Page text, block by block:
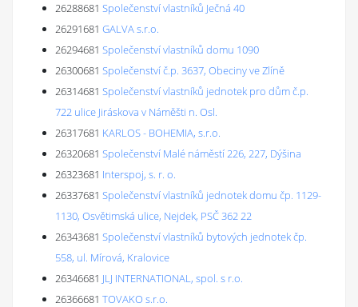
26288681 Společenství vlastníků Ječná 40
26291681 GALVA s.r.o.
26294681 Společenství vlastníků domu 1090
26300681 Společenství č.p. 3637, Obeciny ve Zlíně
26314681 Společenství vlastníků jednotek pro dům č.p.
722 ulice Jiráskova v Náměšti n. Osl.
26317681 KARLOS - BOHEMIA, s.r.o.
26320681 Společenství Malé náměstí 226, 227, Dýšina
26323681 Interspoj, s. r. o.
26337681 Společenství vlastníků jednotek domu čp. 1129-
1130, Osvětimská ulice, Nejdek, PSČ 362 22
26343681 Společenství vlastníků bytových jednotek čp.
558, ul. Mírová, Kralovice
26346681 JLJ INTERNATIONAL, spol. s r.o.
26366681 TOVAKO s.r.o.